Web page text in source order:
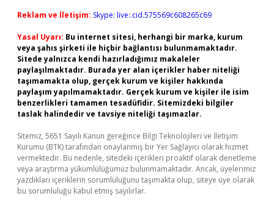
Reklam ve İletişim: Skype: live:.cid.575569c608265c69
Yasal Uyarı: Bu internet sitesi, herhangi bir marka, kurum
veya şahıs şirketi ile hiçbir bağlantısı bulunmamaktadır.
Sitede yalnızca kendi hazırladığımız makaleler
paylaşılmaktadır. Burada yer alan içerikler haber niteliği
taşımamakta olup, gerçek kurum ve kişiler hakkında
paylaşım yapılmamaktadır. Gerçek kurum ve kişiler ile isim
benzerlikleri tamamen tesadüfidir. Sitemizdeki bilgiler
taslak halindedir ve tavsiye niteliği taşımazlar.
Sitemiz, 5651 Sayılı Kanun gereğince Bilgi Teknolojileri ve İletişim
Kurumu (BTK) tarafından onaylanmış bir Yer Sağlayıcı olarak hizmet
vermektedir. Bu nedenle, sitedeki içerikleri proaktif olarak denetleme
veya araştırma yükümlülüğümüz bulunmamaktadır. Ancak, üyelerimiz
yazdıkları içeriklerin sorumluluğunu taşımakta olup, siteye üye olarak
bu sorumluluğu kabul etmiş sayılırlar.